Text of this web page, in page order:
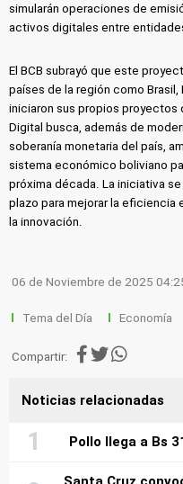
simularán operaciones de
activos digitales entre
El BCB subrayó que este
países de la región como Brasil,
iniciaron sus propios proyectos
Digital busca, además de
soberanía monetaria del país,
sistema económico boliviano
próxima década. La iniciativa
plazo para mejorar la eficiencia
la innovación.
06 de Noviembre de 2025
Tema del Día Economía
Compartir:
Noticias relacionadas
Pollo llega a Bs